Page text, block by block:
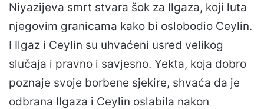
Niyazijeva smrt stvara šok za Ilgaza, koji luta
njegovim granicama kako bi oslobodio Ceylin.
I Ilgaz i Ceylin su uhvaćeni usred velikog
slučaja i pravno i savjesno. Yekta, koja dobro
poznaje svoje borbene sjekire, shvaća da je
odbrana Ilgaza i Ceylin oslabila nakon